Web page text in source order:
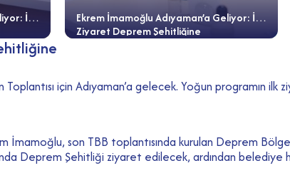
İlk
Ekrem İmamoğlu Adıyaman’a Geliyor: İlk
Ziyaret Deprem Şehitliğine
için Adıyaman’a gelecek. Yoğun programın ilk
son TBB toplantısında kurulan Deprem
Deprem Şehitliği ziyaret edilecek, ardından belediye